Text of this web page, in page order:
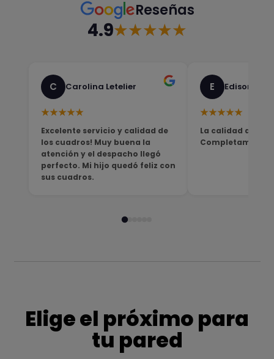
Reseñas
4.9★★★★★
C Carolina Letelier
★★★★★
Excelente servicio y calidad de
los cuadros! Muy buena la
atención y el despacho llegó
perfecto. Mi hijo quedó feliz con
sus cuadros.
E Edison
★★★★★
La calidad del
Completamente
Elige el próximo para
tu pared